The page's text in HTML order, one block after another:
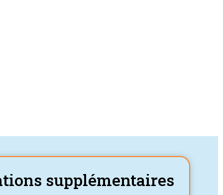
supplémentaires